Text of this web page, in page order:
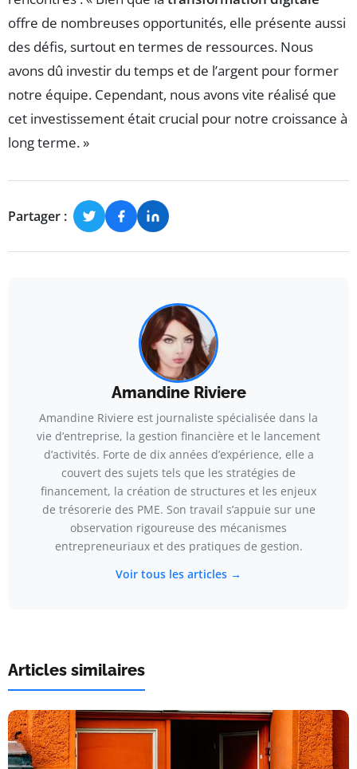
offre de nombreuses opportunités, elle présente aussi
des défis, surtout en termes de ressources. Nous
avons dû investir du temps et de l’argent pour former
notre équipe. Cependant, nous avons vite réalisé que
cet investissement était crucial pour notre croissance à
long terme. »
Partager :
Amandine Riviere
Amandine Riviere est journaliste spécialisée dans la
vie d’entreprise, la gestion financière et le lancement
d’activités. Forte de dix années d’expérience, elle a
couvert des sujets tels que les stratégies de
financement, la création de structures et les enjeux
de trésorerie des PME. Son travail s’appuie sur une
observation rigoureuse des mécanismes
entrepreneuriaux et des pratiques de gestion.
Voir tous les articles →
Articles similaires